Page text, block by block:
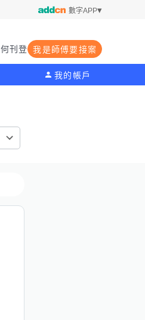
數字APP
刊登 我是師傅要接案
我的帳戶